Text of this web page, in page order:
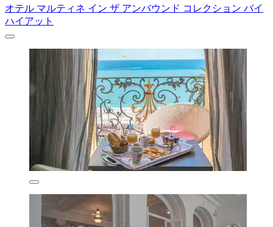
オテル マルティネ イン ザ アンバウンド コレクション バイ
ハイアット